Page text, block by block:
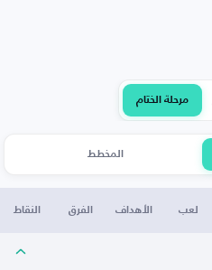
مرحلة الختام
المخطط
لعب الأهداف الفرق النقاط